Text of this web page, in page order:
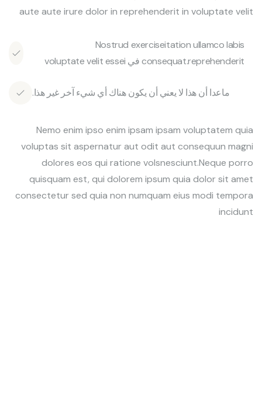
aute aute irure dolor in reprehenderit in voluptate velit
Nostrud exerciseitation ullamco labis
consequat.reprehenderit في voluptate velit essei
ماعدا أن هذا لا يعني أن يكون هناك أي شيء آخر غير هذا.
Nemo enim ipso enim ipsam ipsam voluptatem quia
voluptas sit aspernatur aut odit aut consequun magni
dolores eos qui ratione volsnesciunt.Neque porro
quisquam est, qui dolorem ipsum quia dolor sit amet
consectetur sed quia non numquam eius modi tempora
incidunt